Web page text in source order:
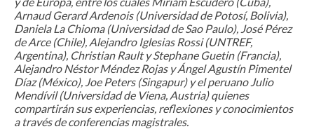
Arnaud Gerard Ardenois (Universidad de Potosí, Bolivia),
Daniela La Chioma (Universidad de Sao Paulo), José Pérez
de Arce (Chile), Alejandro Iglesias Rossi (UNTREF,
Argentina), Christian Rault y Stephane Guetin (Francia),
Alejandro Néstor Méndez Rojas y Ángel Agustín Pimentel
Díaz (México), Joe Peters (Singapur) y el peruano Julio
Mendívil (Universidad de Viena, Austria) quienes
compartirán sus experiencias, reflexiones y conocimientos
a través de conferencias magistrales.